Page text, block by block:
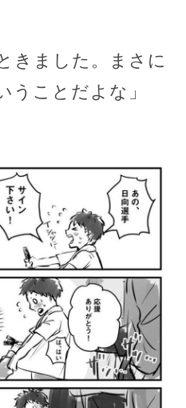
きました。まさに
うことだよな」